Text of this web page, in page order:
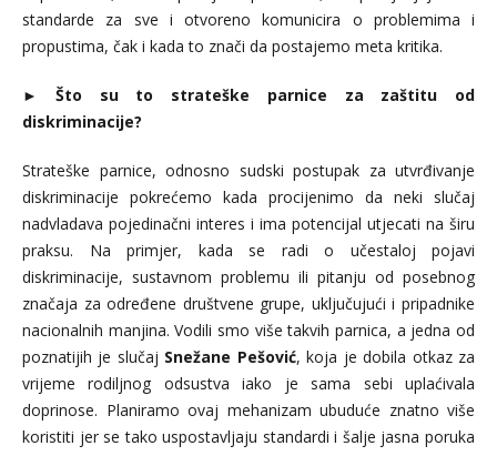
standarde za sve i otvoreno komunicira o problemima i
propustima, čak i kada to znači da postajemo meta kritika.
► Što su to strateške parnice za zaštitu od
diskriminacije?
Strateške parnice, odnosno sudski postupak za utvrđivanje
diskriminacije pokrećemo kada procijenimo da neki slučaj
nadvladava pojedinačni interes i ima potencijal utjecati na širu
praksu. Na primjer, kada se radi o učestaloj pojavi
diskriminacije, sustavnom problemu ili pitanju od posebnog
značaja za određene društvene grupe, uključujući i pripadnike
nacionalnih manjina. Vodili smo više takvih parnica, a jedna od
poznatijih je slučaj Snežane Pešović, koja je dobila otkaz za
vrijeme rodiljnog odsustva iako je sama sebi uplaćivala
doprinose. Planiramo ovaj mehanizam ubuduće znatno više
koristiti jer se tako uspostavljaju standardi i šalje jasna poruka